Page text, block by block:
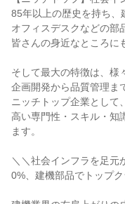
85年以上の歴史を持ち、
オフィスデスクなどの部
皆さんの身近なところに
そして最大の特徴は、様
企画開発から品質管理ま
ニッチトップ企業として
高い専門性・スキル・知
ます。
＼＼社会インフラを足元
0%、建機部品でトップ